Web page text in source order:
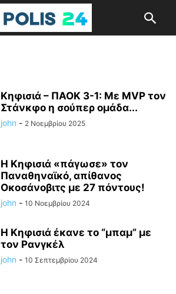
Κηφισιά – ΠΑΟΚ 3-1: Με MVP τον
Στάνκφο η σούπερ ομάδα...
john - 2 Νοεμβρίου 2025
Η Κηφισιά «πάγωσε» τον
Παναθηναϊκό, απίθανος
Οκοσάνοβιτς με 27 πόντους!
john - 10 Νοεμβρίου 2024
Η Κηφισιά έκανε το “μπαμ” με
τον Ρανγκέλ
john - 10 Σεπτεμβρίου 2024